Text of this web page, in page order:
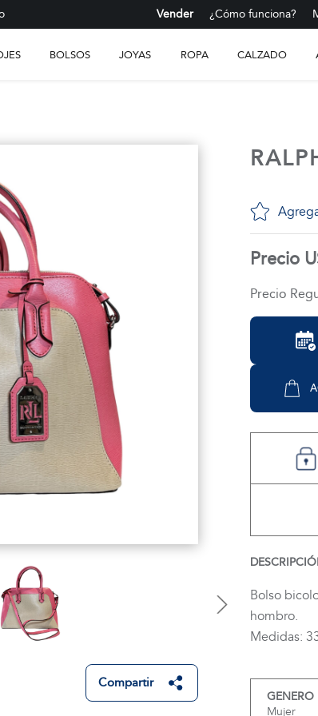
Vender ¿Cómo funciona?
BOLSOS JOYAS ROPA CALZADO
Compartir
Precio
Precio
Bolso
hombro.
Medidas:
GENERO
Mujer